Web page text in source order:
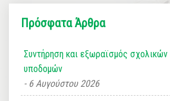
Πρόσφατα Άρθρα
Συντήρηση και εξωραϊσμός σχολικών
υποδομών
6 Αυγούστου 2026